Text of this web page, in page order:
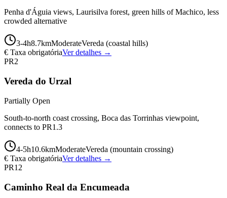
Penha d'Águia views, Laurisilva forest, green hills of Machico, less
crowded alternative
3-4h8.7kmModerateVereda (coastal hills)
€ Taxa obrigatóriaVer detalhes →
PR2
Vereda do Urzal
Partially Open
South-to-north coast crossing, Boca das Torrinhas viewpoint,
connects to PR1.3
4-5h10.6kmModerateVereda (mountain crossing)
€ Taxa obrigatóriaVer detalhes →
PR12
Caminho Real da Encumeada